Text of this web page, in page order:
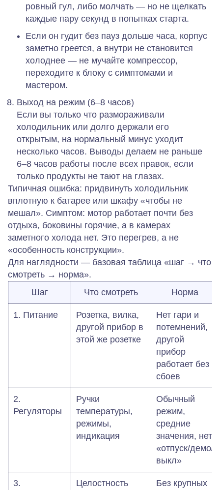
ровный гул, либо молчать — но не щелкать
каждые пару секунд в попытках старта.
Если он гудит без пауз дольше часа, корпус
заметно греется, а внутри не становится
холоднее — не мучайте компрессор,
переходите к блоку с симптомами и
мастером.
Выход на режим (6–8 часов)
Если вы только что размораживали
холодильник или долго держали его
открытым, на нормальный минус уходит
несколько часов. Выводы делаем не раньше
6–8 часов работы после всех правок, если
только продукты не тают на глазах.
Типичная ошибка: придвинуть холодильник
вплотную к батарее или шкафу «чтобы не
мешал». Симптом: мотор работает почти без
отдыха, боковины горячие, а в камерах
заметного холода нет. Это перегрев, а не
«особенность конструкции».
Для наглядности — базовая таблица «шаг → что
смотреть → норма».
Шаг
Что смотреть Норма
1. Питание
Розетка, вилка,
другой прибор в
этой же розетке
Нет гари и
потемнений,
другой
прибор
работает без
сбоев
2.
Регуляторы
Ручки
температуры,
режимы,
индикация
Обычный
режим,
средние
значения, нет
«отпуск/демо/
выкл»
3.
Целостность
Без крупных